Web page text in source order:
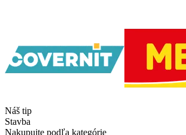
Náš tip
Stavba
Nakupujte podľa kategórie